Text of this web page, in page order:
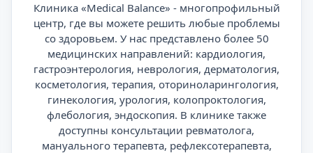
Клиника «Medical Balance» - многопрофильный
центр, где вы можете решить любые проблемы
со здоровьем. У нас представлено более 50
медицинских направлений: кардиология,
гастроэнтерология, неврология, дерматология,
косметология, терапия, оториноларингология,
гинекология, урология, колопроктология,
флебология, эндоскопия. В клинике также
доступны консультации ревматолога,
мануального терапевта, рефлексотерапевта,